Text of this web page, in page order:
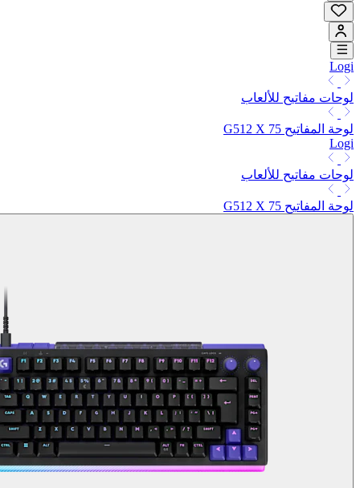
Logi
لوحات مفاتيح للألعاب
لوحة المفاتيح G512 X 75
Logi
لوحات مفاتيح للألعاب
لوحة المفاتيح G512 X 75